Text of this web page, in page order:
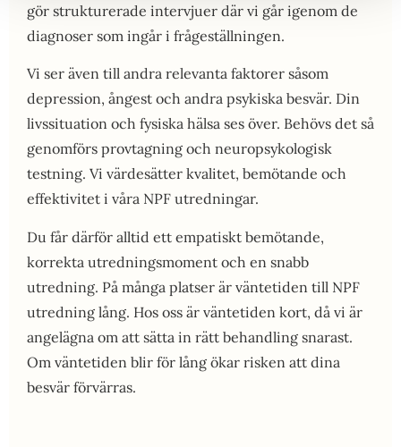
gör strukturerade intervjuer där vi går igenom de
diagnoser som ingår i frågeställningen.
Vi ser även till andra relevanta faktorer såsom
depression, ångest och andra psykiska besvär. Din
livssituation och fysiska hälsa ses över. Behövs det så
genomförs provtagning och neuropsykologisk
testning. Vi värdesätter kvalitet, bemötande och
effektivitet i våra NPF utredningar.
Du får därför alltid ett empatiskt bemötande,
korrekta utredningsmoment och en snabb
utredning. På många platser är väntetiden till NPF
utredning lång. Hos oss är väntetiden kort, då vi är
angelägna om att sätta in rätt behandling snarast.
Om väntetiden blir för lång ökar risken att dina
besvär förvärras.